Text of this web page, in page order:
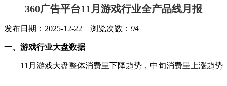
360广告平台11月游戏行业全产品线月报
发布日期：2025-12-22 浏览次数： 94
一、游戏行业大盘数据
11月游戏大盘整体消费呈下降趋势，中旬消费呈上涨趋势